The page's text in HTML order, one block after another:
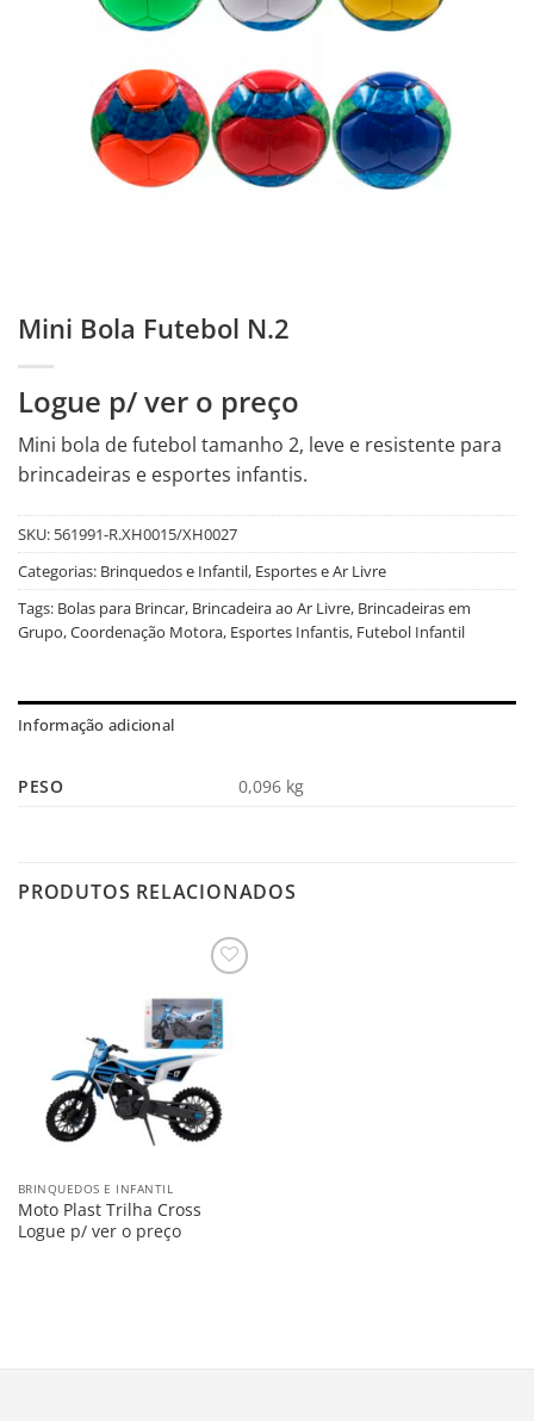
Mini Bola Futebol N.2
Logue p/ ver o preço
Mini bola de futebol tamanho 2, leve e resistente para
brincadeiras e esportes infantis.
SKU: 561991-R.XH0015/XH0027
Categorias: Brinquedos e Infantil, Esportes e Ar Livre
Tags: Bolas para Brincar, Brincadeira ao Ar Livre, Brincadeiras em
Grupo,Coordenação Motora, Esportes Infantis, Futebol Infantil
Informação adicional
PESO 0,096 kg
PRODUTOS RELACIONADOS
na
Lista
BRINQUEDOS E INFANTIL
Moto Plast Trilha Cross
Logue p/ ver o preço